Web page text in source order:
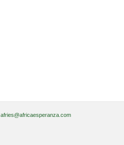
afries@africaesperanza.com